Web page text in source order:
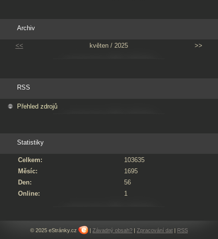
Archiv
<< květen / 2025 >>
RSS
Přehled zdrojů
Statistiky
Online: 1
Celkem:
103635
Měsíc:
1695
Den:
56
© 2025 eStránky.cz | Závadný obsah? | Zpracování dat | RSS